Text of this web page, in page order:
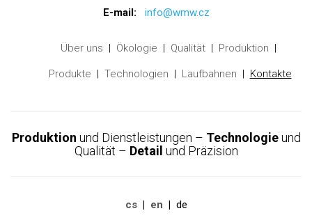
E-mail:
info@wmw.cz
Über uns Ökologie Qualität Produktion
Produkte Technologien Laufbahnen Kontakte
Produktion und Dienstleistungen – Technologieund
Qualität – Detail und Präzision
cs en de